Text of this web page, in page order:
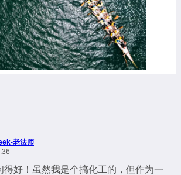
老法师
得好！虽然我是个搞化工的，但作为一